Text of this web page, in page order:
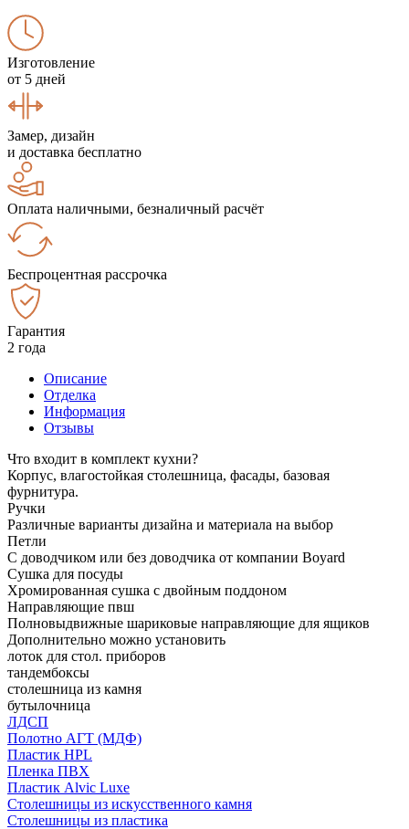
Изготовление
от 5 дней
Замер, дизайн
и доставка бесплатно
Оплата наличными, безналичный расчёт
Беспроцентная рассрочка
Гарантия
2 года
Описание
Отделка
Информация
Отзывы
Что входит в комплект кухни?
Корпус, влагостойкая столешница, фасады, базовая
фурнитура.
Ручки
Различные варианты дизайна и материала на выбор
Петли
С доводчиком или без доводчика от компании Boyard
Сушка для посуды
Хромированная сушка с двойным поддоном
Направляющие пвш
Полновыдвижные шариковые направляющие для ящиков
Дополнительно можно установить
лоток для стол. приборов
тандембоксы
столешница из камня
бутылочница
ЛДСП
Полотно АГТ (МДФ)
Пластик HPL
Пленка ПВХ
Пластик Alvic Luxe
Столешницы из искусственного камня
Столешницы из пластика